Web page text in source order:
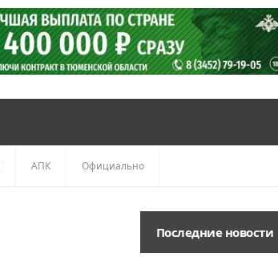
АПК Официально
Последние новости